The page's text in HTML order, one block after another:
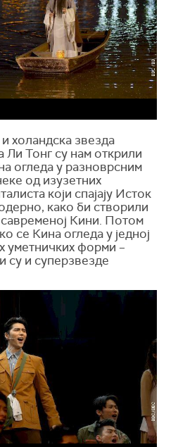
холандска звезда
Ли Тонг су нам открили
огледа у разноврсним
од изузетних
који спајају Исток
како би створили
савременој Кини. Потом
се Кина огледа у једној
уметничких форми –
су и суперзвезде